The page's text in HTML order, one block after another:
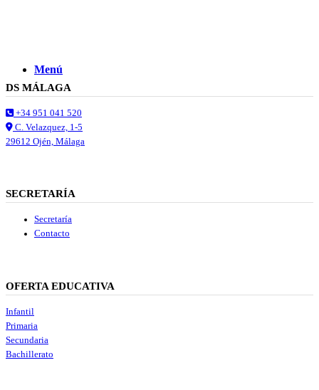
Menú
DS MÁLAGA
+34 951 041 520
C. Velazquez, 1-5
29612 Ojén, Málaga
SECRETARÍA
Secretaría
Contacto
OFERTA EDUCATIVA
Infantil
Primaria
Secundaria
Bachillerato